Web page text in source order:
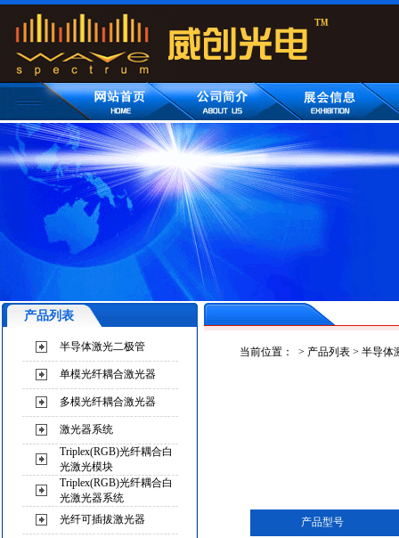
产品列表
半导体激光二极管
单模光纤耦合激光器
多模光纤耦合激光器
激光器系统
Triplex(RGB)光纤耦合白
光激光模块
Triplex(RGB)光纤耦合白
光激光器系统
光纤可插拔激光器
当前位置： > 产品列表> 半导体
产品型号